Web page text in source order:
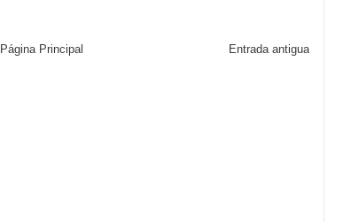
Entrada antigua
Página Principal